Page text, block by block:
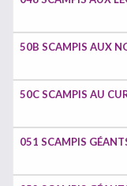
50B SCAMPIS AUX
50C SCAMPIS AU
051 SCAMPIS